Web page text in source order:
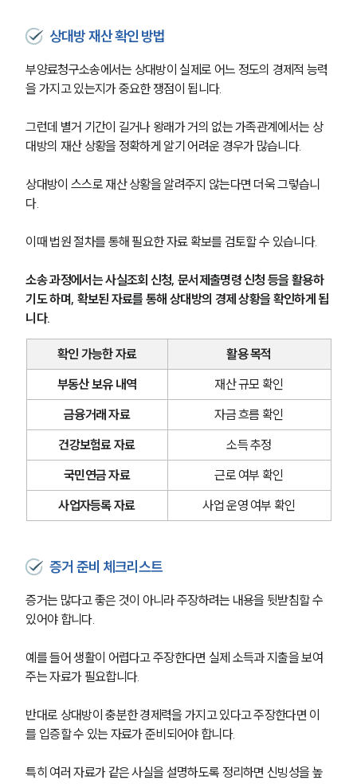
그룹소개
대륜의 강점
글로벌 파트너 로펌
통합검색
업무사례
주요 업무사례
사례분석/최신동향
법률정보
법률지식인
가사그룹 업무
전체
상속재산계산기(법정상속분)
상대방 재산 확인 방법
부양료청구소송에서는 상대방이 실제로 어느 정도의 경제적 능력
을 가지고 있는지가 중요한 쟁점이 됩니다.
그런데 별거 기간이 길거나 왕래가 거의 없는 가족관계에서는 상
대방의 재산 상황을 정확하게 알기 어려운 경우가 많습니다.
상대방이 스스로 재산 상황을 알려주지 않는다면 더욱 그렇습니
다.
이때 법원 절차를 통해 필요한 자료 확보를 검토할 수 있습니다.
소송 과정에서는 사실조회 신청, 문서제출명령 신청 등을 활용하
기도 하며, 확보된 자료를 통해 상대방의 경제 상황을 확인하게 됩
니다.
확인 가능한 자료
활용 목적
부동산 보유 내역
재산 규모 확인
금융거래 자료
자금 흐름 확인
건강보험료 자료
소득 추정
국민연금 자료
근로 여부 확인
사업자등록 자료
사업 운영 여부 확인
증거 준비 체크리스트
증거는 많다고 좋은 것이 아니라 주장하려는 내용을 뒷받침할 수
있어야 합니다.
예를 들어 생활이 어렵다고 주장한다면 실제 소득과 지출을 보여
주는 자료가 필요합니다.
반대로 상대방이 충분한 경제력을 가지고 있다고 주장한다면 이
를 입증할 수 있는 자료가 준비되어야 합니다.
특히 여러 자료가 같은 사실을 설명하도록 정리하면 신빙성을 높